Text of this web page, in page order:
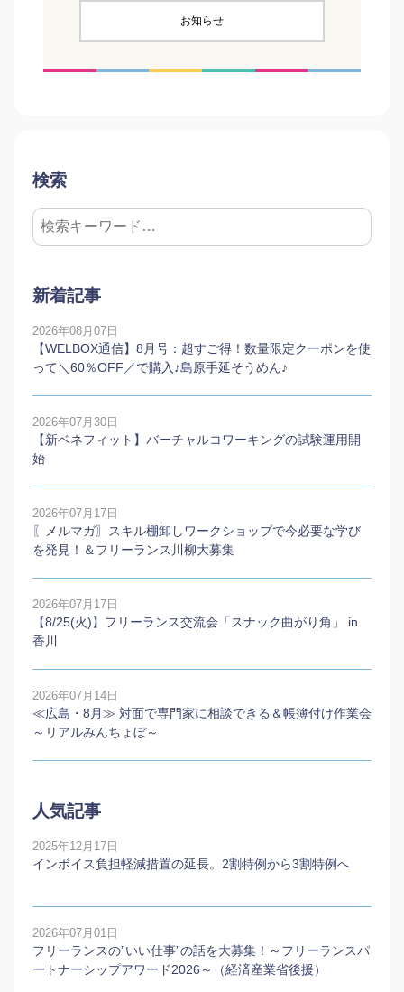
お知らせ
検索
新着記事
2026年08月07日
【WELBOX通信】8月号：超すご得！数量限定クーポンを使
って＼60％OFF／で購入♪島原手延そうめん♪
2026年07月30日
【新ベネフィット】バーチャルコワーキングの試験運用開
始
2026年07月17日
〖メルマガ〗スキル棚卸しワークショップで今必要な学び
を発見！＆フリーランス川柳大募集
2026年07月17日
【8/25(火)】フリーランス交流会「スナック曲がり角」 in
香川
2026年07月14日
≪広島・8月≫ 対面で専門家に相談できる＆帳簿付け作業会
～リアルみんちょぼ～
人気記事
2025年12月17日
インボイス負担軽減措置の延長。2割特例から3割特例へ
2026年07月01日
フリーランスの”いい仕事”の話を大募集！～フリーランスパ
ートナーシップアワード2026～（経済産業省後援）